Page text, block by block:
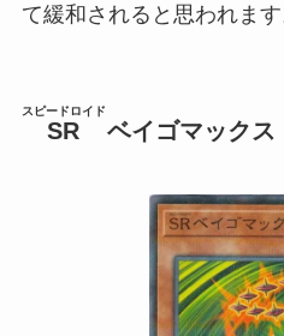
て緩和されると思われます
SR
スピードロイド
ベイゴマックス